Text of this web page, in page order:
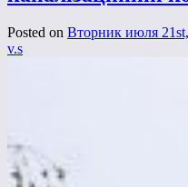
Posted on Вторник июля
v.s